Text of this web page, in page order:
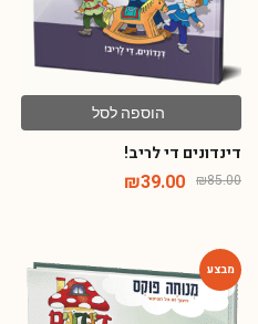
הוספה לסל
דינדונים די לריב!
₪85.00
₪39.00
-54%